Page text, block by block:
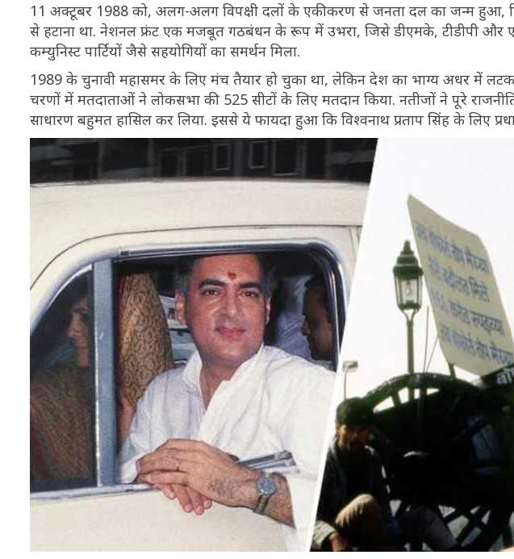
11 अक्टूबर 1988 को, अलग-अलग विपक्षी दलों के एकीकरण से जनता दल का जन्म हुआ,
से हटाना था. नेशनल फ्रंट एक मजबूत गठबंधन के रूप में उभरा, जिसे डीएमके, टीडीपी और
कम्युनिस्ट पार्टियों जैसे सहयोगियों का समर्थन मिला.
1989 के चुनावी महासमर के लिए मंच तैयार हो चुका था, लेकिन देश का भाग्य अधर में
चरणों में मतदाताओं ने लोकसभा की 525 सीटों के लिए मतदान किया. नतीजों ने पूरे
साधारण बहुमत हासिल कर लिया. इससे ये फायदा हुआ कि विश्वनाथ प्रताप सिंह के लिए